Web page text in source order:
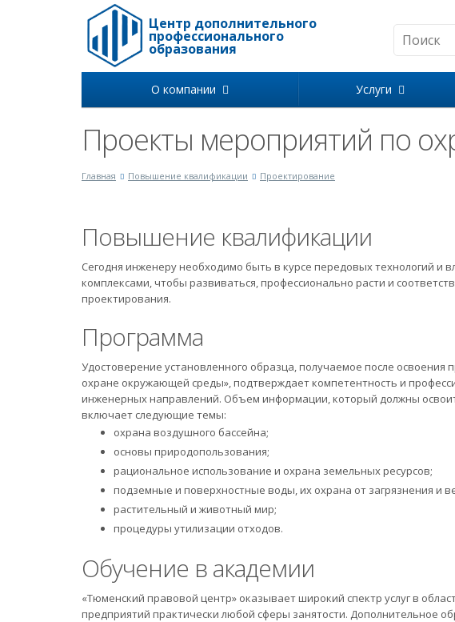
Центр дополнительного
профессионального
образования
О компании Услуги
Проекты мероприятий по
Главная Повышение квалификации Проектирование
Повышение квалификации
Сегодня инженеру необходимо быть в курсе передовых технологий
комплексами, чтобы развиваться, профессионально расти и
проектирования.
Программа
Удостоверение установленного образца, получаемое после
охране окружающей среды», подтверждает компетентность и
инженерных направлений. Объем информации, который должны
включает следующие темы:
охрана воздушного бассейна;
основы природопользования;
рациональное использование и охрана земельных ресурсов;
подземные и поверхностные воды, их охрана от загрязнения и
растительный и животный мир;
процедуры утилизации отходов.
Обучение в академии
«Тюменский правовой центр» оказывает широкий спектр услуг в
предприятий практически любой сферы занятости. Дополнительное